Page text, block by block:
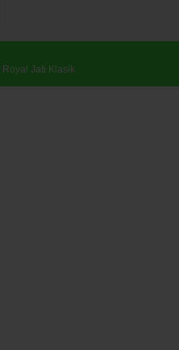
Royal Jati Klasik